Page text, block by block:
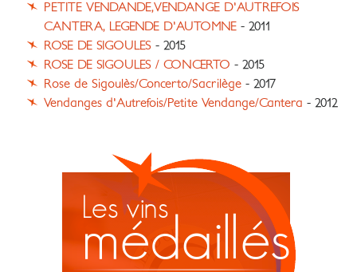
PETITE VENDANDE,VENDANGE D'AUTREFOIS
CANTERA, LEGENDE D'AUTOMNE - 2011
ROSE DE SIGOULES - 2015
ROSE DE SIGOULES / CONCERTO - 2015
Rose de Sigoulès/Concerto/Sacrilège - 2017
Vendanges d'Autrefois/Petite Vendange/Cantera - 2012
Les vins
médaillés